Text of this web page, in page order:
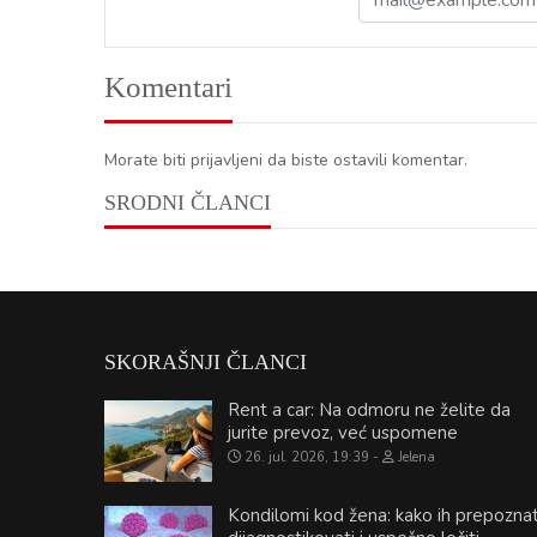
Komentari
Morate biti prijavljeni da biste ostavili komentar.
SRODNI ČLANCI
SKORAŠNJI ČLANCI
Rent a car: Na odmoru ne želite da
jurite prevoz, već uspomene
26. jul. 2026, 19:39 Jelena
Kondilomi kod žena: kako ih